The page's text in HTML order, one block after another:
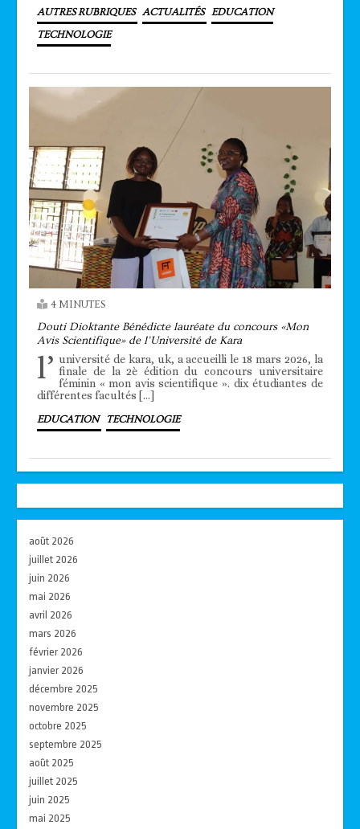
AUTRES RUBRIQUES ACTUALITÉS EDUCATION
TECHNOLOGIE
4 MINUTES
Douti Dioktante Bénédicte lauréate du concours «Mon
Avis Scientifique» de l’Université de Kara
l’ université de kara, uk, a accueilli le 18 mars 2026, la
finale de la 2è édition du concours universitaire
féminin « mon avis scientifique ». dix étudiantes de
différentes facultés […]
EDUCATION TECHNOLOGIE
août 2026
juillet 2026
juin 2026
mai 2026
avril 2026
mars 2026
février 2026
janvier 2026
décembre 2025
novembre 2025
octobre 2025
septembre 2025
août 2025
juillet 2025
juin 2025
mai 2025